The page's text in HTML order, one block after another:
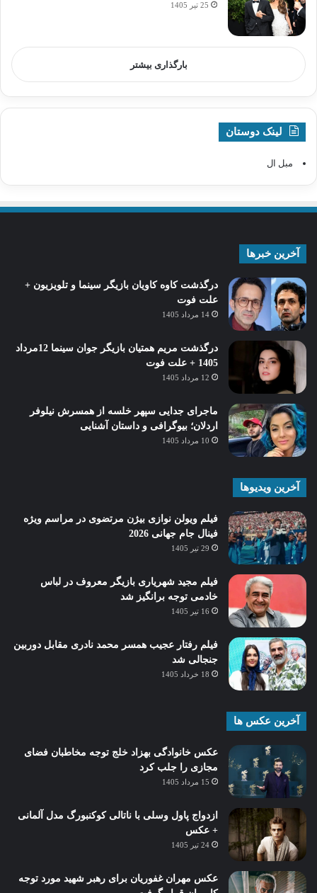
25 تیر 1405
بارگذاری بیشتر
لینک دوستان
مبل ال
آخرین خبرها
درگذشت کاوه کاویان بازیگر سینما و تلویزیون +
علت فوت
14 مرداد 1405
درگذشت مریم همتیان بازیگر جوان سینما 12مرداد
1405 + علت فوت
12 مرداد 1405
ماجرای جدایی سپهر خلسه از همسرش نیلوفر
اردلان؛ بیوگرافی و داستان آشنایی
10 مرداد 1405
آخرین ویدیوها
فیلم ویولن نوازی بیژن مرتضوی در مراسم ویژه
فینال جام جهانی 2026
29 تیر 1405
فیلم مجید شهریاری بازیگر معروف در لباس
خادمی توجه برانگیز شد
16 تیر 1405
فیلم رفتار عجیب همسر محمد نادری مقابل دوربین
جنجالی شد
18 خرداد 1405
آخرین عکس ها
عکس خانوادگی بهزاد خلج توجه مخاطبان فضای
مجازی را جلب کرد
15 مرداد 1405
ازدواج پاول وسلی با ناتالی کوکنبورگ مدل آلمانی
+ عکس
24 تیر 1405
عکس مهران غفوریان برای رهبر شهید مورد توجه